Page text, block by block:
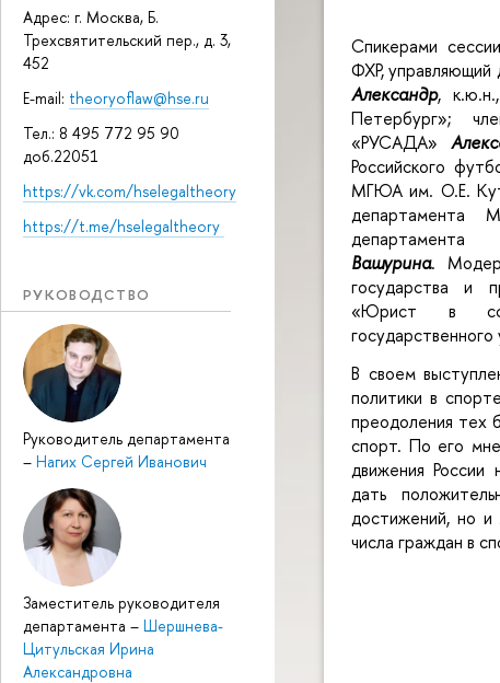
Адрес: г. Москва, Б.
Трехсвятительский пер., д. 3,
452
E-mail: theoryoflaw@hse.ru
Тел.: 8 495 772 95 90
доб.22051
https://vk.com/hselegaltheory
https://t.me/hselegaltheory
РУКОВОДСТВО
Руководитель департамента
– Нагих Сергей Иванович
Заместитель руководителя
департамента – Шершнева-
Цитульская Ирина
Александровна
Спикерами
ФХР,
Александр,
Петербург»;
«РУСАДА»
Российского
МГЮА им. О.Е.
департамента
Вашурина.
государства и
«Юрист в
В своем
политики в
преодоления тех
спорт. По его
движения
дать
достижений, но и
числа граждан в